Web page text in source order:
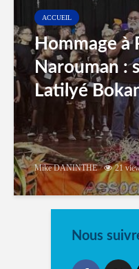
ACCUEIL
Hommage à
Narouman :
Latilyé
Mike DANINTHE 21
Nous